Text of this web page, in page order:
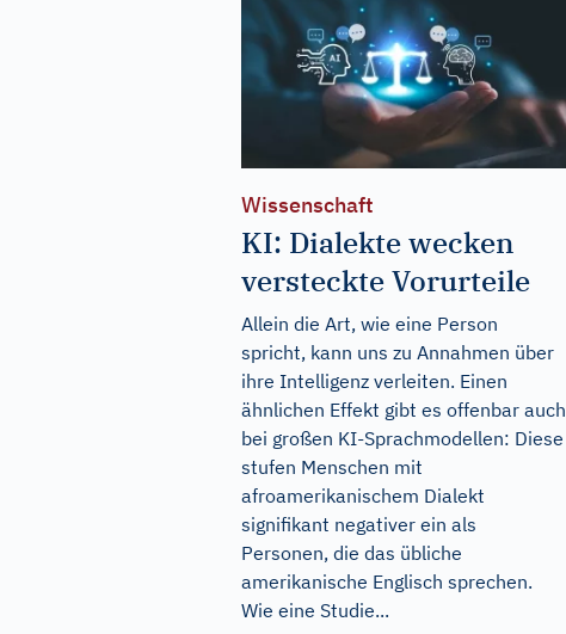
Wissenschaft
KI: Dialekte wecken
versteckte Vorurteile
Allein die Art, wie eine Person
spricht, kann uns zu Annahmen über
ihre Intelligenz verleiten. Einen
ähnlichen Effekt gibt es offenbar auch
bei großen KI-Sprachmodellen: Diese
stufen Menschen mit
afroamerikanischem Dialekt
signifikant negativer ein als
Personen, die das übliche
amerikanische Englisch sprechen.
Wie eine Studie...